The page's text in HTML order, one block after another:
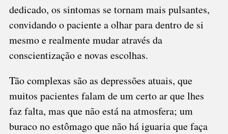
dedicado, os sintomas se tornam mais pulsantes,
convidando o paciente a olhar para dentro de si
mesmo e realmente mudar através da
conscientização e novas escolhas.
Tão complexas são as depressões atuais, que
muitos pacientes falam de um certo ar que lhes
faz falta, mas que não está na atmosfera; um
buraco no estômago que não há iguaria que faça